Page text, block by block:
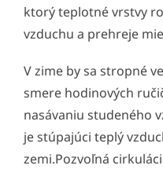
ktorý teplotné vrstvy
vzduchu a prehreje
V zime by sa stropné
smere hodinových
nasávaniu studeného
je stúpajúci teplý
zemi.Pozvoľná